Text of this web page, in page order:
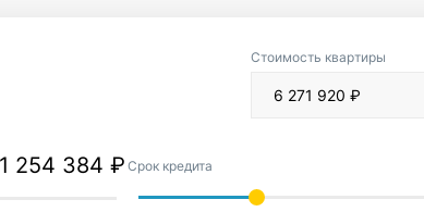
Стоимость квартиры
Срок кредита